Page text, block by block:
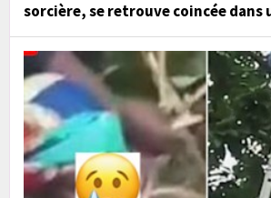
sorcière, se retrouve coincée dans